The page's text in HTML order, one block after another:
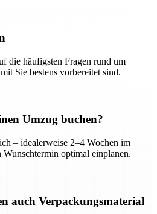
die häufigsten Fragen rund um
Sie bestens vorbereitet sind.
Umzug buchen?
– idealerweise 2–4 Wochen im
optimal einplanen.
auch Verpackungsmaterial